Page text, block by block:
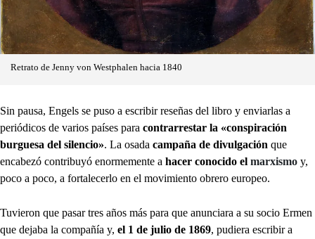
Retrato de Jenny von Westphalen hacia 1840
Sin pausa, Engels se puso a escribir reseñas del libro y enviarlas a
periódicos de varios países para contrarrestar la «conspiración
burguesa del silencio». La osada campaña de divulgación que
encabezó contribuyó enormemente a hacer conocido el marxismo y,
poco a poco, a fortalecerlo en el movimiento obrero europeo.
Tuvieron que pasar tres años más para que anunciara a su socio Ermen
que dejaba la compañía y, el 1 de julio de 1869, pudiera escribir a